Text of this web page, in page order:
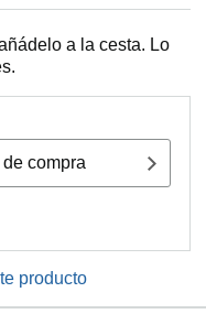
a la cesta. Lo
compra
producto